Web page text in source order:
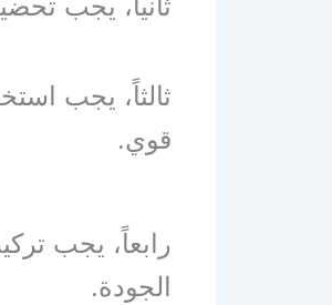
ثالثاً، يجب
قوي.
رابعاً، يجب
الجودة.